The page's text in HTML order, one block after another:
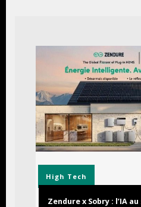
High Tech
Zendure x Sobry : l’IA